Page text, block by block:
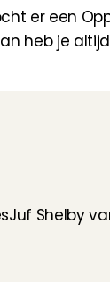
er een
heb je
Juf Shelby